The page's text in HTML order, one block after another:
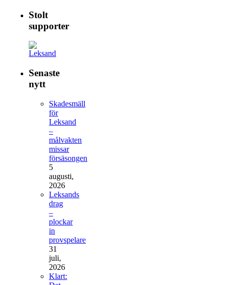
Stolt
supporter
Senaste
nytt
Skadesmäll
för
Leksand
–
målvakten
missar
försäsongen
5
augusti,
2026
Leksands
drag
–
plockar
in
provspelare
31
juli,
2026
Klart: